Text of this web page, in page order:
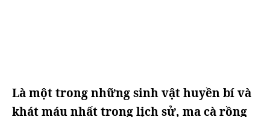
Là một trong những sinh vật huyền bí và
khát máu nhất trong lịch sử, ma cà rồng